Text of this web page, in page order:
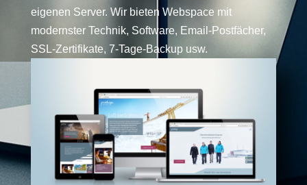
eigenen Server. Wir bieten Webspace mit
modernster Technik, Software, Email-Postfächer,
SSL-Zertifikate, 7-Tage-Backup usw.